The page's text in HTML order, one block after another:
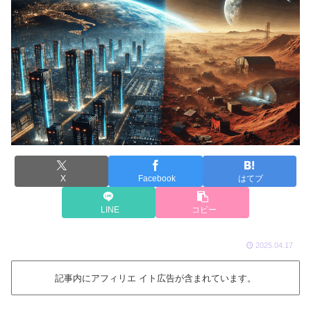
X Facebook はてブ
LINE コピー
2025.04.17
記事内にアフィリエ イト広告が含まれています。